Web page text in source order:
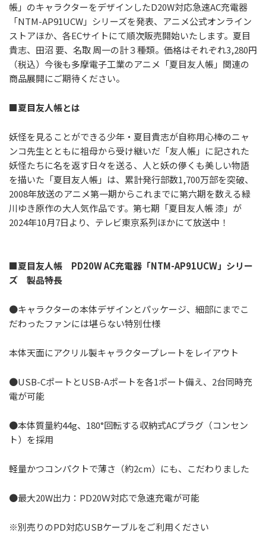
帳」のキャラクターをデザインしたD20W対応急速AC充電器
「NTM-AP91UCW」シリーズを発表、アニメ公式オンライン
ストアほか、各ECサイトにて順次販売開始いたします。夏目
貴志、田沼 要、名取 周一の計３種類。価格はそれぞれ3,280円
（税込）今後も多摩電子工業のアニメ「夏目友人帳」関連の
商品展開にご期待ください。
■夏目友人帳とは
妖怪を見ることができる少年・夏目貴志が自称用心棒のニャ
ンコ先生とともに祖母から受け継いだ「友人帳」に記された
妖怪たちに名を返す日々を送る、人と妖の儚くも美しい物語
を描いた「夏目友人帳」は、累計発行部数1,700万部を突破、
2008年放送のアニメ第一期からこれまでに第六期を数える緑
川ゆき原作の大人気作品です。第七期「夏目友人帳 漆」が
2024年10月7日より、テレビ東京系列ほかにて放送中！
■夏目友人帳 PD20W AC充電器「NTM-AP91UCW」シリー
ズ 製品特長
●キャラクターの本体デザインとパッケージ、細部にまでこ
だわったファンには堪らない特別仕様
本体天面にアクリル製キャラクタープレートをレイアウト
●USB-CポートとUSB-Aポートを各1ポート備え、2台同時充
電が可能
●本体質量約44g、180°回転する収納式ACプラグ（コンセン
ト）を採用
軽量かつコンパクトで薄さ（約2cm）にも、こだわりました
●最大20W出力：PD20Ｗ対応で急速充電が可能
※別売りのPD対応USBケーブルをご利用ください